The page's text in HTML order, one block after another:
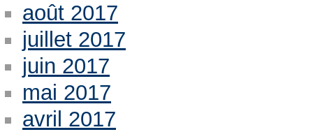
août 2017
juillet 2017
juin 2017
mai 2017
avril 2017